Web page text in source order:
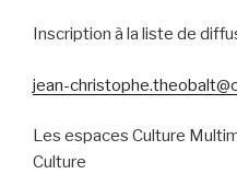
Inscription à la liste de
jean-
Les espaces Culture
Culture